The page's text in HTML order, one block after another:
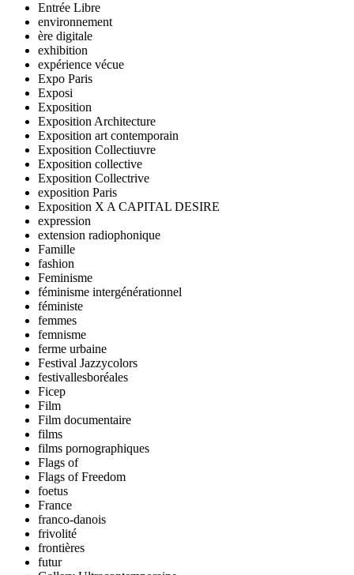
Entrée Libre
environnement
ère digitale
exhibition
expérience vécue
Expo Paris
Exposi
Exposition
Exposition Architecture
Exposition art contemporain
Exposition Collectiuvre
Exposition collective
Exposition Collectrive
exposition Paris
Exposition X A CAPITAL DESIRE
expression
extension radiophonique
Famille
fashion
Feminisme
féminisme intergénérationnel
féministe
femmes
femnisme
ferme urbaine
Festival Jazzycolors
festivallesboréales
Ficep
Film
Film documentaire
films
films pornographiques
Flags of
Flags of Freedom
foetus
France
franco-danois
frivolité
frontières
futur